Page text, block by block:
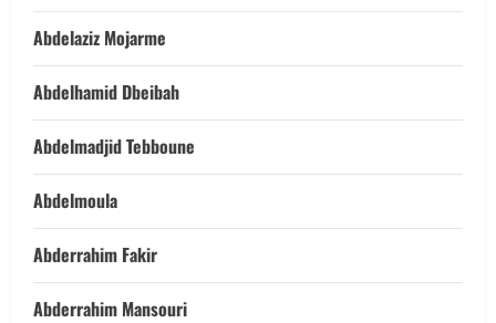
Abdelaziz Mojarme
Abdelhamid Dbeibah
Abdelmadjid Tebboune
Abdelmoula
Abderrahim Fakir
Abderrahim Mansouri